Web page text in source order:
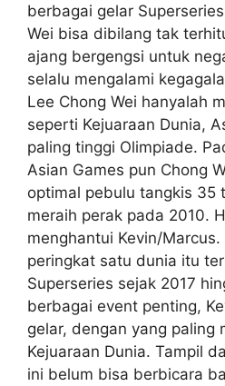
berbagai gelar
Wei bisa dibilang tak
ajang bergengsi untuk
selalu mengalami
Lee Chong Wei hanyalah
seperti Kejuaraan Dunia,
paling tinggi Olimpiade.
Asian Games pun Chong
optimal pebulu tangkis 35
meraih perak pada 2010.
menghantui Kevin/
peringkat satu dunia itu
Superseries sejak 2017
berbagai event penting,
gelar, dengan yang paling
Kejuaraan Dunia. Tampil
ini belum bisa berbicara